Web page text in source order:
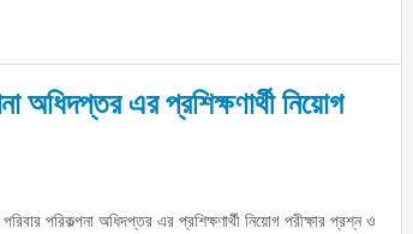
অধিদপ্তর এর প্রশিক্ষণার্থী নিয়োগ
পরিকল্পনা অধিদপ্তর এর প্রশিক্ষণার্থী নিয়োগ পরীক্ষার প্রশ্ন ও